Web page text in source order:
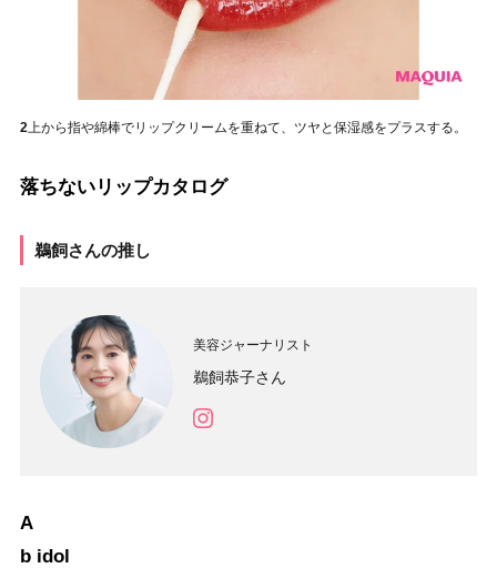
2上から指や綿棒でリップクリームを重ねて、ツヤと保湿感をプラスする。
落ちないリップカタログ
鵜飼さんの推し
美容ジャーナリスト
鵜飼恭子さん
A
b idol